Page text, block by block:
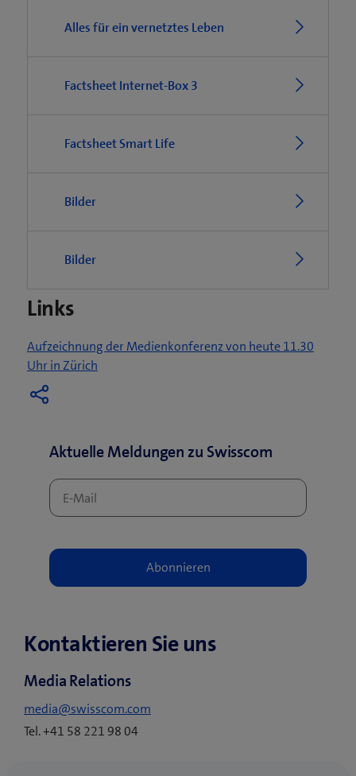
Alles für ein vernetztes Leben
Factsheet Internet-Box 3
Factsheet Smart Life
Bilder
Bilder
Links
Aufzeichnung der Medienkonferenz von heute 11.30
Uhr in Zürich
e
t
i
s
F
n
s
t
Aktuelle Meldungen zu Swisscom
Kontaktieren Sie uns
Media Relations
media@swisscom.com
Tel. +41 58 221 98 04